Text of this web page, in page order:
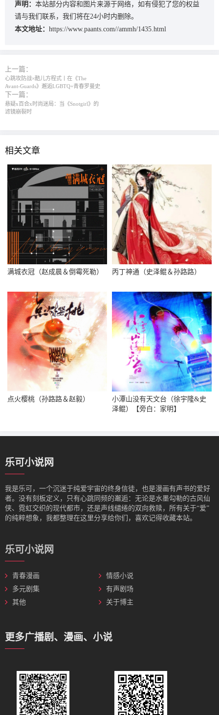
声明： 本站部分内容和图片来源于网络，如有侵犯了您的权益
请与我们联系，我们将在24小时内删除。
本文地址： https://www.paants.com//ammh/1435.html
上一篇：
心跳攻防战×酷儿方程式丨在《The
Avant-Guards》邂逅LGBTQ+青春罗曼史
下一篇：
悬疑x百合x时尚迷局：当《Snotgirl》的
滤镜崩裂时
相关文章
满城衣冠（赵成晨＆倒霉死勒） 丙丁神通（史泽鲲＆孙路路）
点火樱桃（孙路路＆赵毅）
小潭山没有天文台（徐宇隆&史
泽鲲）【旁白：家明】
乐可小说网
我是‌乐可，一个沉迷于纯爱宇宙的终身信徒，也是漫画有声书的爱好
者。没有刻板定义，只有心跳同频的邂逅：无论是水墨勾勒的古风仙
侠、霓虹交织的现代都市，还是声线缱绻的双向救赎，所有关于“爱”
的纯粹想象，我都整理在这里分享给你们，喜欢记得收藏本站。
乐可小说网
青春漫画
情感小说
多元剧集
有声剧场
其他
关于博主
更多广播剧、漫画、小说